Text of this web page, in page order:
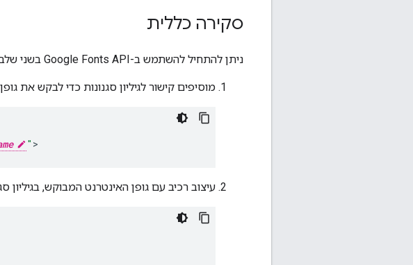
סקירה כללית
ניתן להתחיל להשתמש ב-Google Fonts API בשני שלבים בלבד:
מוסיפים קישור לגיליון סגנונות כדי לבקש את
" >
עיצוב רכיב עם גופן האינטרנט המבוקש, בגיליון